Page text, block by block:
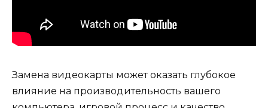
Замена видеокарты может оказать глубокое
влияние на производительность вашего